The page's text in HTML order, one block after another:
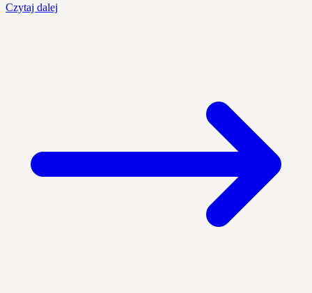
Czytaj dalej